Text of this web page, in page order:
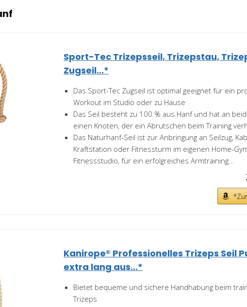
Sport-Tec Trizepsseil, Trizepstau,
Zugseil...*
Das Sport-Tec Zugseil ist optimal geeignet für ein
Workout im Studio oder zu Hause
Das Seil besteht zu 100 % aus Hanf und hat an
einen Knoten, der ein Abrutschen beim Training
Das Naturhanf-Seil ist zur Anbringung an Seilzug,
Kraftstation oder Fitnessturm im eigenen Home-
Fitnessstudio, für ein erfolgreiches Armtraining...
Kanirope® Professionelles Trizeps Seil
extra lang aus...*
Bietet bequeme und sichere Handhabung beim
Trizeps